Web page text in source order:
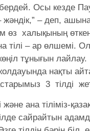
Осы кезде
– деп, ашына
өз халықының
тілі – ар өлшемі.
тұнығын
нақты
3 тілді
ана тіліміз-
сайрайтын